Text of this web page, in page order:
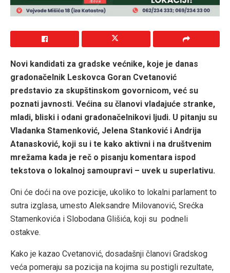
Novi kandidati za gradske većnike, koje je danas
gradonačelnik Leskovca Goran Cvetanović
predstavio za skupštinskom govornicom, već su
poznati javnosti. Većina su članovi vladajuće stranke,
mladi, bliski i odani gradonačelnikovi ljudi. U pitanju su
Vladanka Stamenković, Jelena Stanković i Andrija
Atanasković, koji su i te kako aktivni i na društvenim
mrežama kada je reč o pisanju komentara ispod
tekstova o lokalnoj samoupravi – uvek u superlativu.
Oni će doći na ove pozicije, ukoliko to lokalni parlament to
sutra izglasa, umesto Aleksandre Milovanović, Srećka
Stamenkovića i Slobodana Glišića, koji su podneli
ostakve.
Kako je kazao Cvetanović, dosadašnji članovi Gradskog
veća pomeraju sa pozicija na kojima su postigli rezultate,